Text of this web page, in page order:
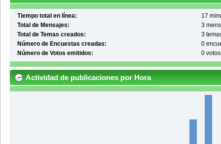
Tiempo total en línea:
17
Total de Mensajes:
3
Total de Temas creados:
3
Número de Encuestas creadas:
0
Número de Votos emitidos:
0 votos
Actividad de publicaciones por Hora